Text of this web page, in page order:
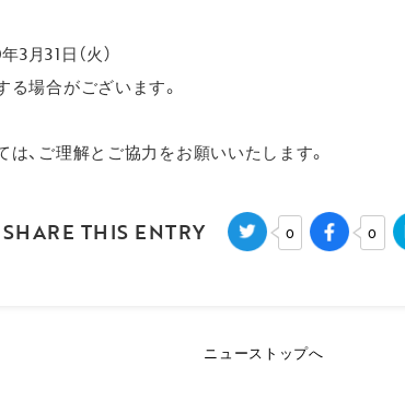
月31日（火）
場合がございます。
、ご理解とご協力をお願いいたします。
SHARE THIS ENTRY 0 0
ニューストップへ